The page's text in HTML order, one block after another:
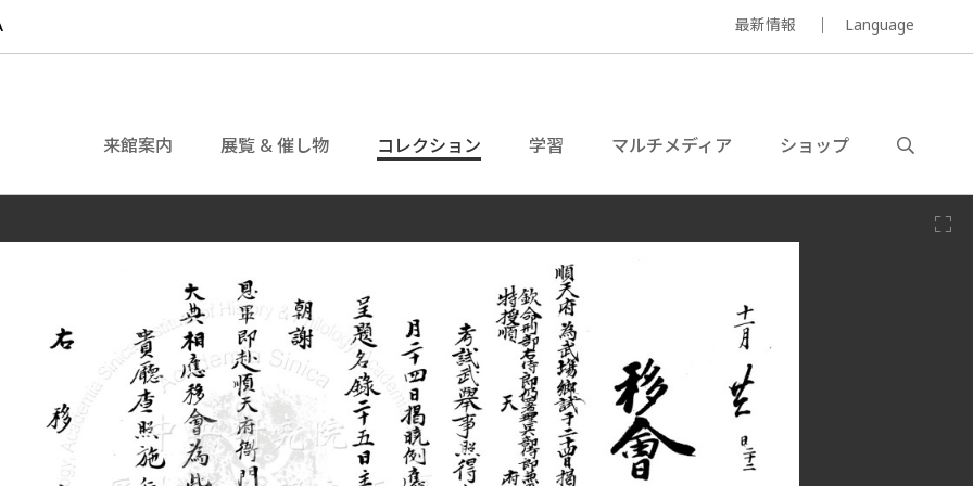
最新情報 Language
来館案内 展覧 & 催し物 コレクション 学習 マルチメディア ショップ